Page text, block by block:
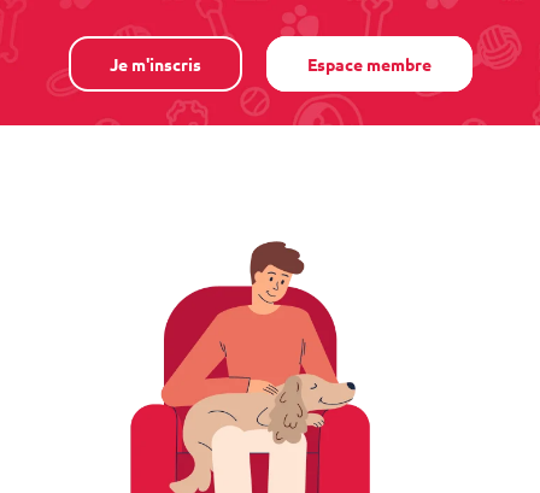
Je m'inscris Espace membre